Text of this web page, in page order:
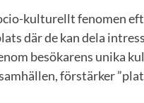
kulturellt fenomen
där de kan dela
besökarens unika
förstärker